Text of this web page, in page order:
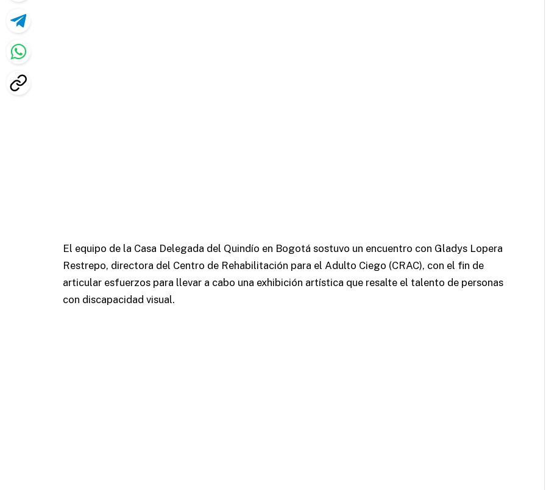
El equipo de la Casa Delegada del Quindío en Bogotá sostuvo un encuentro con Gladys Lopera
Restrepo, directora del Centro de Rehabilitación para el Adulto Ciego (CRAC), con el fin de
articular esfuerzos para llevar a cabo una exhibición artística que resalte el talento de personas
con discapacidad visual.